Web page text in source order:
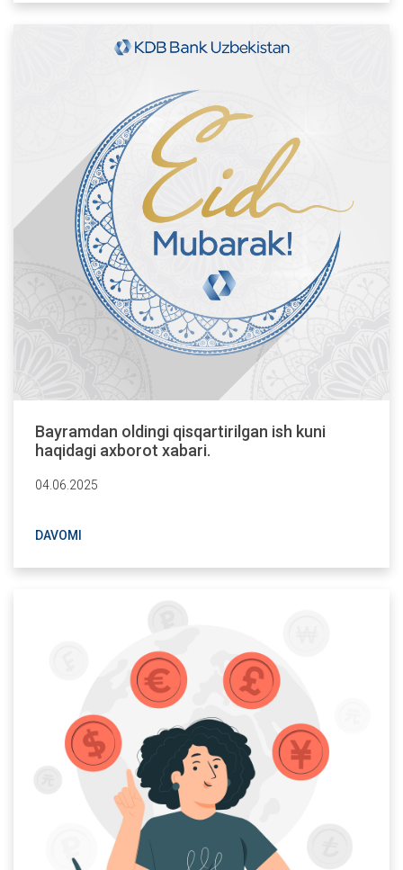
Bayramdan oldingi qisqartirilgan ish kuni
haqidagi axborot xabari.
04.06.2025
DAVOMI